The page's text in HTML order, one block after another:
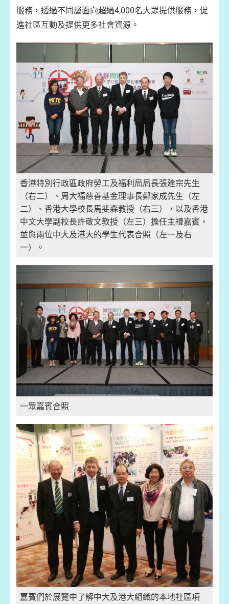
服務，透過不同層面向超過4,000名大眾提供服務，促
進社區互動及提供更多社會資源。
香港特別行政區政府勞工及福利局局長張建宗先生
（右二）、周大福慈善基金理事長鄭家成先生（左
二）、香港大學校長馬斐森教授（右三），以及香港
中文大學副校長許敬文教授（左三）擔任主禮嘉賓，
並與兩位中大及港大的學生代表合照（左一及右
一）。
一眾嘉賓合照
嘉賓們於展覽中了解中大及港大組織的本地社區項